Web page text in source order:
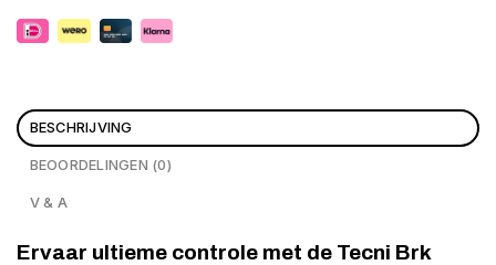
BESCHRIJVING
BEOORDELINGEN (0)
V & A
Ervaar ultieme controle met de Tecni Brk